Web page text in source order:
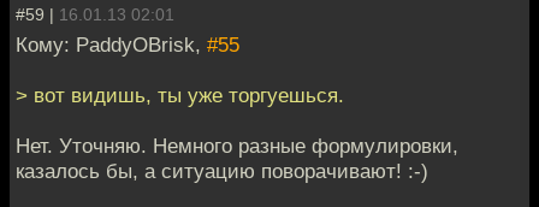
#59 | 16.01.13 02:01
Кому: PaddyOBrisk, #55
> вот видишь, ты уже торгуешься.
Нет. Уточняю. Немного разные формулировки,
казалось бы, а ситуацию поворачивают! :-)